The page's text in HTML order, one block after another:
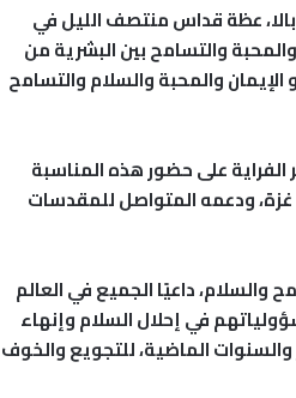
عظة قداس منتصف الليل في
والتسامح بين البشرية من
الإيمان والمحبة والسلام والتسامح
الفراية على حضور هذه المناسبة
ودعمه المتواصل للمقدسات
داعيًا الجميع في العالم
في إحلال السلام وإنهاء
والسنوات الماضية، للتجويع والخوف